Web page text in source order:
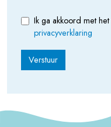
Ik ga akkoord met het
privacyverklaring
Verstuur